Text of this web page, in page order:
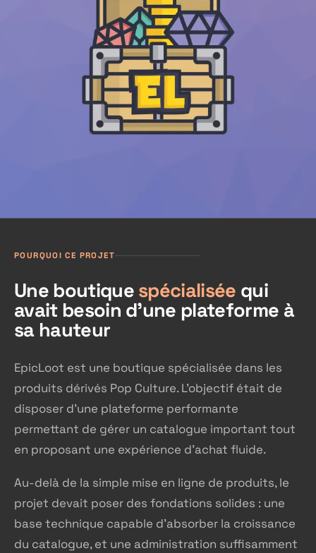
POURQUOI CE PROJET
Une boutique spécialisée qui
avait besoin d'une plateforme à
sa hauteur
EpicLoot est une boutique spécialisée dans les
produits dérivés Pop Culture. L'objectif était de
disposer d'une plateforme performante
permettant de gérer un catalogue important tout
en proposant une expérience d'achat fluide.
Au-delà de la simple mise en ligne de produits, le
projet devait poser des fondations solides : une
base technique capable d'absorber la croissance
du catalogue, et une administration suffisamment